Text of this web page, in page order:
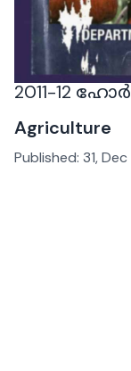
2011-12
Agriculture
Published: 31,